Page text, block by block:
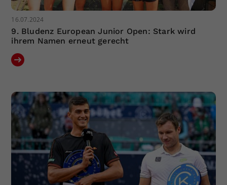
16.07.2024
9. Bludenz European Junior Open: Stark wird
ihrem Namen erneut gerecht